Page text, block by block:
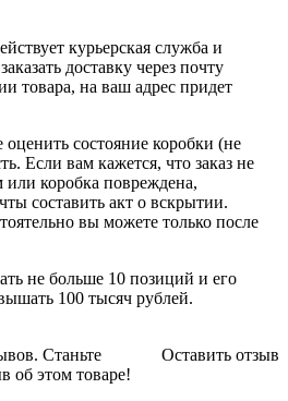
курьерская служба и
доставку через почту
товара, на ваш адрес придет
состояние коробки (не
Если вам кажется, что заказ не
или коробка повреждена,
составить акт о вскрытии.
вы можете только после
не больше 10 позиций и его
100 тысяч рублей.
Оставить отзыв
Станьте
об этом товаре!